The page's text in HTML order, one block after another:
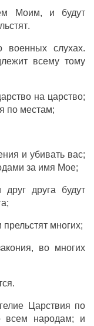
Моим, и будут
.
военных слухах.
всему тому
на царство;
по местам;
и убивать вас;
за имя Мое;
друг друга
будут
;
прельстят многих;
, во многих
.
Царствия по
всем народам; и